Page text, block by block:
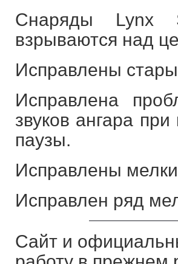
Снаряды Lynx
взрываются над
Исправлены
Исправлена
звуков ангара
паузы.
Исправлены
Исправлен ряд
Сайт и